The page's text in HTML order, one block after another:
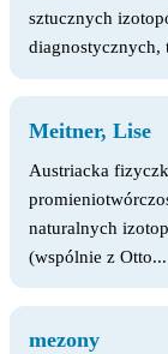
sztucznych
diagnostycznych,
Meitner, Lise
Austriacka
naturalnych
(wspólnie z Otto...
mezony